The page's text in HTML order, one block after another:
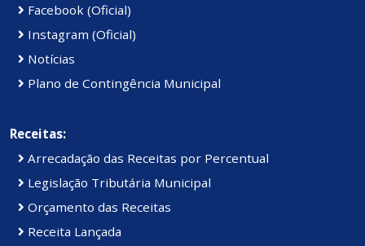
Facebook (Oficial)
Instagram (Oficial)
Notícias
Plano de Contingência Municipal
Receitas:
Arrecadação das Receitas por Percentual
Legislação Tributária Municipal
Orçamento das Receitas
Receita Lançada